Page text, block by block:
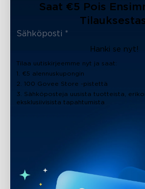
Saat €5 Pois
Hanki se nyt!
Tilaa uutiskirjeemme nyt ja saat:
1. €5 alennuskupongin
2. 100 Govee Store -pistettä
3. Sähköposteja uusista tuotteista,
eksklusiivisista tapahtumista